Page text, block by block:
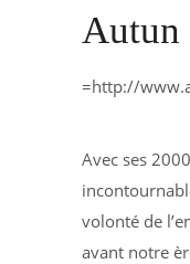
Autun
=http://
Avec ses
volonté de
avant notre